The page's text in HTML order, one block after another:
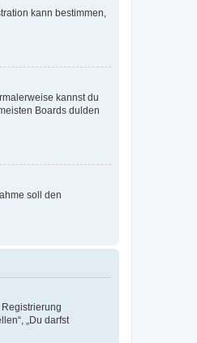
kann bestimmen,
kannst du
Boards dulden
soll den
„Du darfst